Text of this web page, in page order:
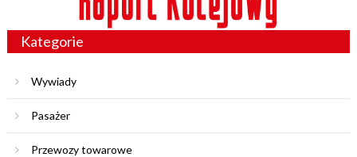
Kategorie
Wywiady
Pasażer
Przewozy towarowe